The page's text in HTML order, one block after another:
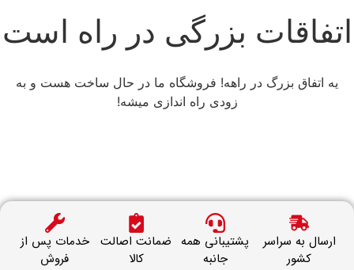
بزرگی در راه است
یه اتفاق بزرگ در راهه! فروشگاه ما در حال ساخت هست و به
زودی راه اندازی میشه!
ارسال به سراسر
کشور
پشتیبانی همه
جانبه
ضمانت اصالت
کالا
خدمات پس از
فروش